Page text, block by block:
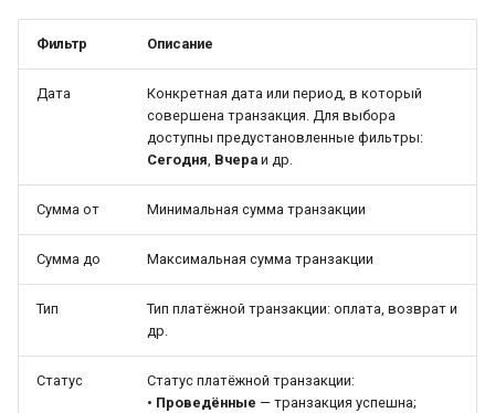
Фильтр Описание
Дата
Конкретная дата или период, в который
совершена транзакция. Для выбора
доступны предустановленные фильтры:
Сегодня, Вчера и др.
Сумма от Минимальная сумма транзакции
Сумма до Максимальная сумма транзакции
Тип
Тип платёжной транзакции: оплата, возврат и
др.
Статус
Статус платёжной транзакции:
• Проведённые — транзакция успешна;